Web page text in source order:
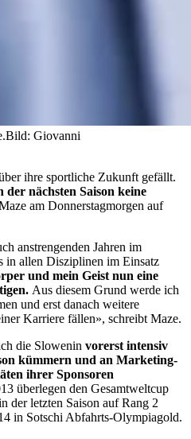
Bild: Giovanni
ihre sportliche Zukunft gefällt.
der nächsten Saison keine
am Donnerstagmorgen auf
anstrengenden Jahren im
in allen Disziplinen im Einsatz
und mein Geist nun eine
Aus diesem Grund werde ich
und erst danach weitere
Karriere fällen», schreibt Maze.
die Slowenin vorerst intensiv
kümmern und an Marketing-
ihrer Sponsoren
überlegen den Gesamtweltcup
der letzten Saison auf Rang 2
in Sotschi Abfahrts-Olympiagold.